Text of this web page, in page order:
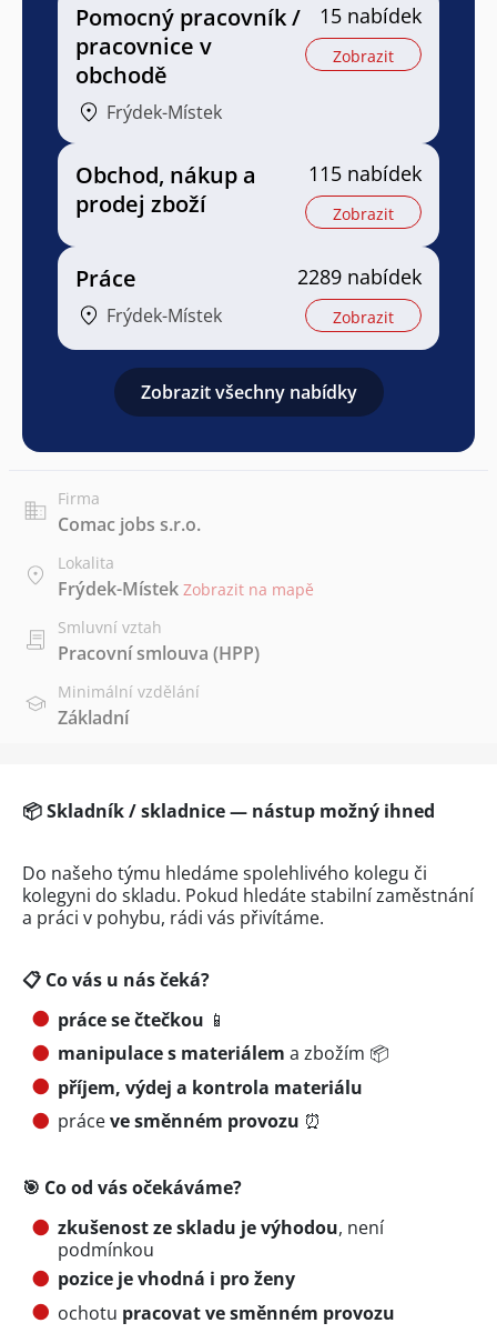
Pomocný pracovník /
pracovnice v
obchodě
Frýdek-Místek
15 nabídek
Zobrazit
Obchod, nákup a
prodej zboží
115 nabídek
Zobrazit
Práce
Frýdek-Místek
2289 nabídek
Zobrazit
Zobrazit všechny nabídky
Firma
Comac jobs s.r.o.
Lokalita
Frýdek-Místek Zobrazit na mapě
Smluvní vztah
Pracovní smlouva (HPP)
Minimální vzdělání
Základní
📦 Skladník / skladnice — nástup možný ihned
Do našeho týmu hledáme spolehlivého kolegu či
kolegyni do skladu. Pokud hledáte stabilní zaměstnání
a práci v pohybu, rádi vás přivítáme.
📋 Co vás u nás čeká?
práce se čtečkou 📱
manipulace s materiálem a zbožím 📦
příjem, výdej a kontrola materiálu
práceve směnném provozu ⏰
🎯 Co od vás očekáváme?
zkušenost ze skladu je výhodou, není
podmínkou
pozice je vhodná i pro ženy
ochotu pracovat ve směnném provozu